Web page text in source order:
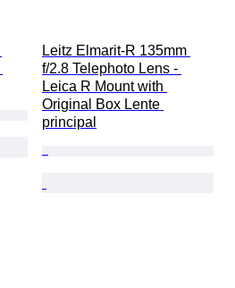
Leitz Elmarit-R 135mm
f/2.8 Telephoto Lens -
Leica R Mount with
Original Box Lente
principal